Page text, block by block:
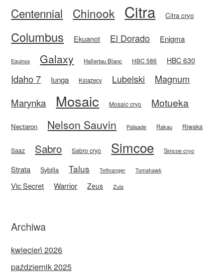
Centennial Chinook Citra Citra cryo
Columbus Ekuanot El Dorado Enigma
Equinox Galaxy Hallertau Blanc HBC 586 HBC 630
Idaho 7 Iunga Książęcy Lubelski
Magnum
Marynka
Mosaic Mosaic cryo Motueka
Nectaron Nelson Sauvin Palisade Rakau Riwaka
Saaz Sabro Sabro cryo Simcoe Simcoe cryo
Strata Sybilla Talus Tettnanger Tomahawk
Vic Secret Warrior Zeus Zula
Archiwa
kwiecień 2026
październik 2025